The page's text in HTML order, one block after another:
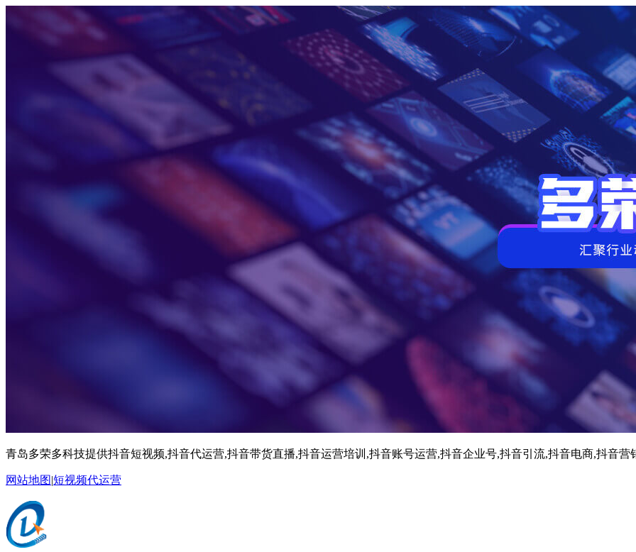
青岛多荣多科技提供抖音短视频,抖音代运营,抖音带货直播,抖音运营培训,抖音账号运营,抖音企业号,抖音引流,抖音电商,抖音营
网站地图|短视频代运营